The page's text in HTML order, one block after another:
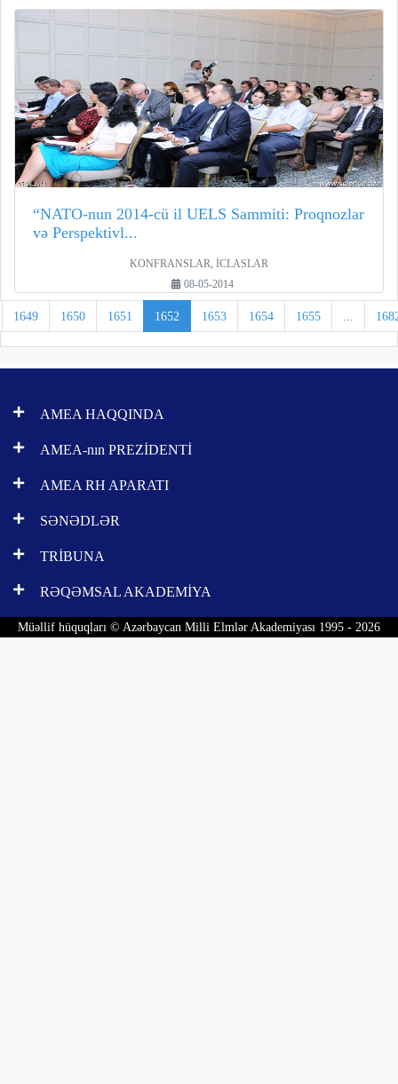
“NATO-nun 2014-cü il UELS Sammiti: Proqnozlar
və Perspektivl...
KONFRANSLAR, İCLASLAR
08-05-2014
1649 1650 1651 1652 1653 1654 1655 ...
AMEA HAQQINDA
AMEA-nın PREZİDENTİ
AMEA RH APARATI
SƏNƏDLƏR
TRİBUNA
RƏQƏMSAL AKADEMİYA
Müəllif hüquqları © Azərbaycan Milli Elmlər Akademiyası 1995 - 2026